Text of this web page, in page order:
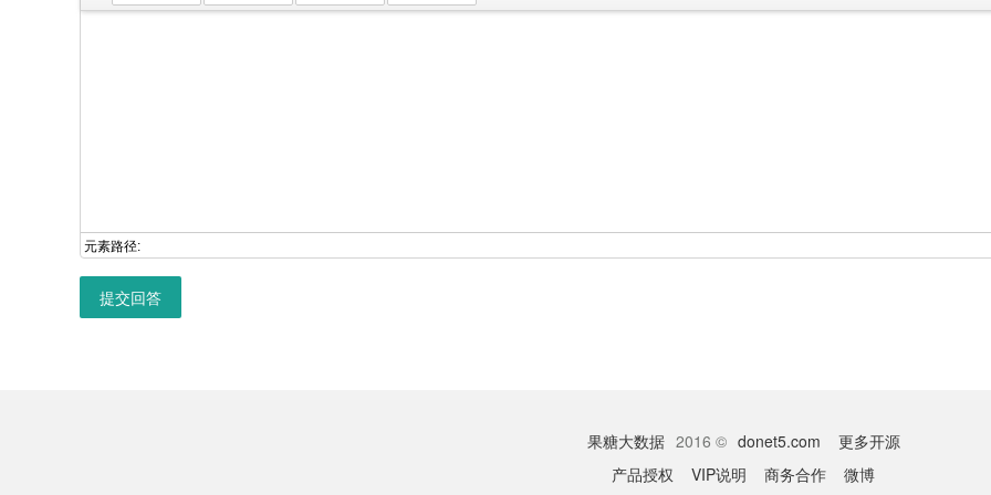
元素路径:
提交回答
果糖大数据 2016 © donet5.com
更多开源
产品授权
VIP说明 商务合作 微博